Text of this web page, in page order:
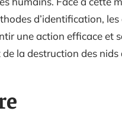
d’identification,
une action efficace et
la destruction des nids